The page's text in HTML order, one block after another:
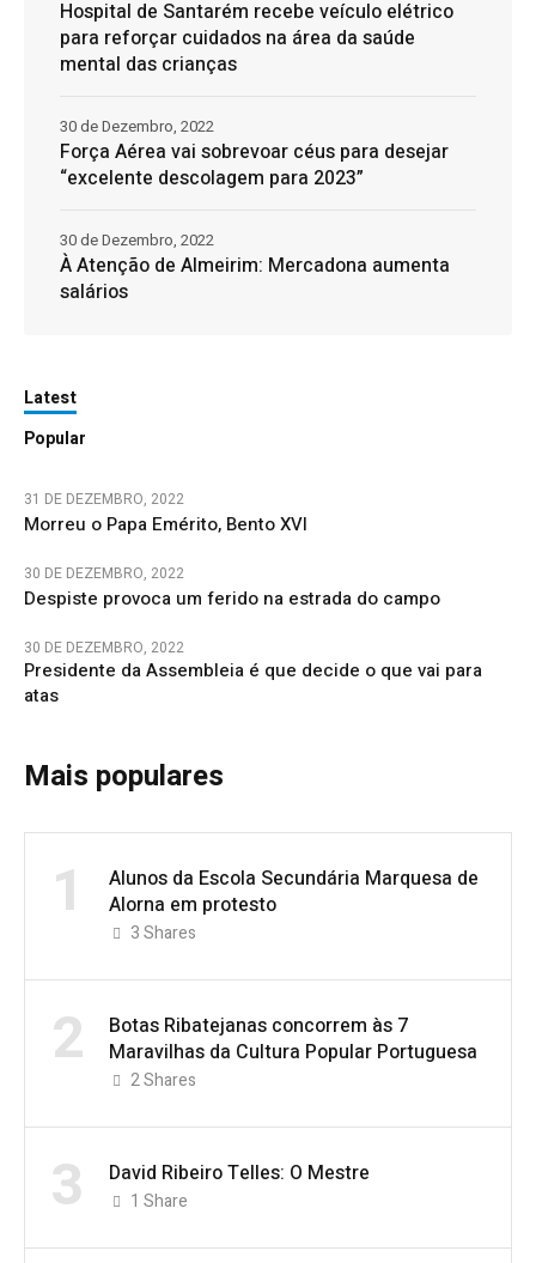
Hospital de Santarém recebe veículo elétrico
para reforçar cuidados na área da saúde
mental das crianças
Força Aérea vai sobrevoar céus para desejar
“excelente descolagem para 2023”
30 de Dezembro, 2022
À Atenção de Almeirim: Mercadona aumenta
salários
30 de Dezembro, 2022
Latest
Popular
31 DE DEZEMBRO, 2022
Morreu o Papa Emérito, Bento XVI
30 DE DEZEMBRO, 2022
Despiste provoca um ferido na estrada do campo
30 DE DEZEMBRO, 2022
Presidente da Assembleia é que decide o que vai para
atas
Mais populares
1
Alunos da Escola Secundária Marquesa de
Alorna em protesto
3Shares
2
Botas Ribatejanas concorrem às 7
Maravilhas da Cultura Popular Portuguesa
2Shares
3 David Ribeiro Telles: O Mestre
1 Share